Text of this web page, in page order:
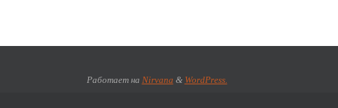
Работает на Nirvana & WordPress.